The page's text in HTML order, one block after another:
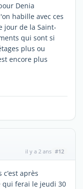
Denia
habille avec ces
jour de la Saint-
qui sont si
plus ou
encore plus
il y a 2 ans #12
après
qui ferai le jeudi 30